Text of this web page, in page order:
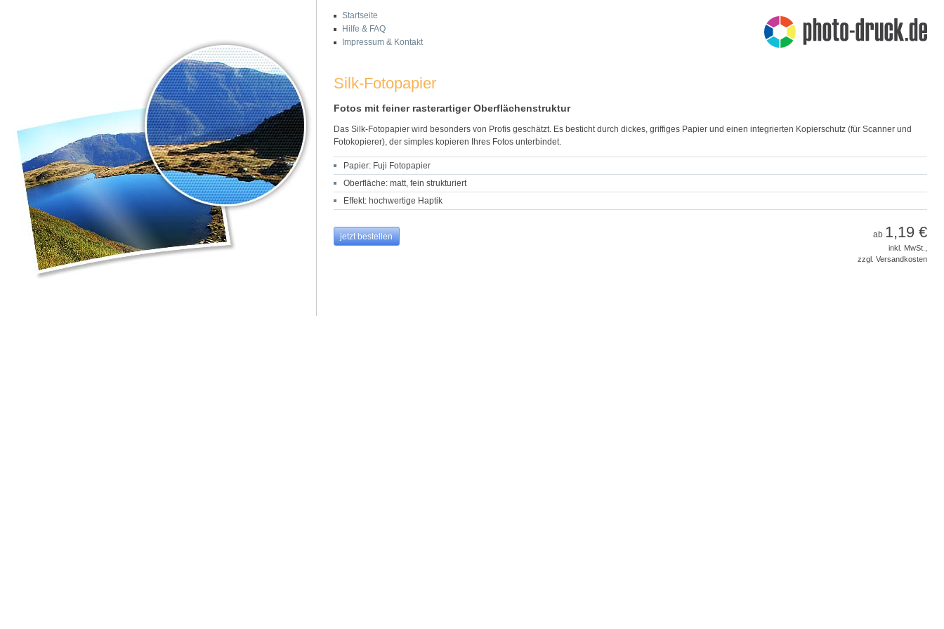
Startseite
Hilfe & FAQ
Impressum & Kontakt
Silk-Fotopapier
Fotos mit feiner rasterartiger Oberflächenstruktur
Das Silk-Fotopapier wird besonders von Profis geschätzt. Es besticht durch dickes, griffiges Papier und einen integrierten Kopierschutz (für Scanner und
Fotokopierer), der simples kopieren Ihres Fotos unterbindet.
Papier: Fuji Fotopapier
Oberfläche: matt, fein strukturiert
Effekt: hochwertige Haptik
jetzt bestellen ab 1,19 €
inkl. MwSt.,
zzgl. Versandkosten